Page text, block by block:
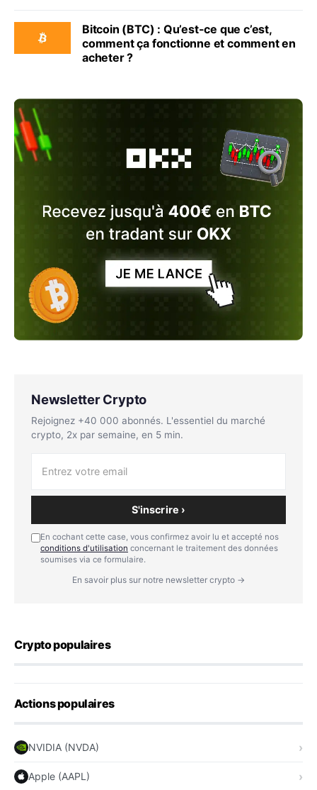
Bitcoin (BTC) : Qu’est-ce que c’est,
comment ça fonctionne et comment en
acheter ?
Newsletter Crypto
Rejoignez +40 000 abonnés. L'essentiel du marché
crypto, 2x par semaine, en 5 min.
S'inscrire ›
En cochant cette case, vous confirmez avoir lu et accepté nos
conditions d'utilisation concernant le traitement des données
soumises via ce formulaire.
En savoir plus sur notre newsletter crypto →
Crypto populaires
Actions populaires
NVIDIA (NVDA)
Apple (AAPL)